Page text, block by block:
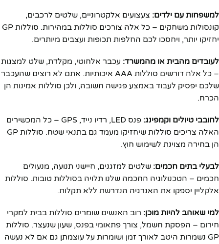
למשפחות עם ילדים: צעצועים אלקטרוניים, שלטים לרכבים,
קונסולות משחקים – כל אלה צורכים סוללות במהירות. סוללות GP
יחזיקו יותר, ויחסכו לכם החלפות תכופות ועצבים מיותרים.
לעובדים מהבית או מהמשרד: עכבר אלחוטי, מקלדת, שלט למצגות
– כל אלה דורשים סוללות AAA איכותיות. אתם לא רוצים שהעכבר
שלכם יפסיק לעבוד באמצע פגישה חשובה, ולכן סוללות אמינות הן
הכרח.
לחובבי טיולים וקמפינג:
פנס LED, רדיו נייד, GPS – כל המכשירים
האלה צריכים סוללות שיחזיקו מעמד גם בתנאי שטח. סוללות GP
הן בחירה מצוינת לשימוש חוץ.
לבעלי בתים חכמים: שלטים למזגנים, חיישני תנועה, מנעולים
חכמים – הטכנולוגיה החכמה שלנו תלויה בסוללות טובות. סוללות
אלקליין יספקו את האנרגיה הנדרשת ללא תקלות.
למי שאוהב להיות מוכן: רוב האנשים שומרים סוללות בבית למקרי
חירום – הפסקת חשמל, צורך פתאומי בפנס, שעון שנעצר. סוללות
GP נשמרות היטב לאורך זמן ושומרות על עוצמתן גם אם לא נעשה